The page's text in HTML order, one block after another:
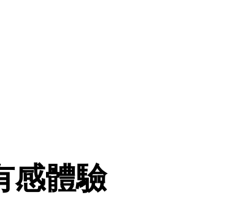
感體驗